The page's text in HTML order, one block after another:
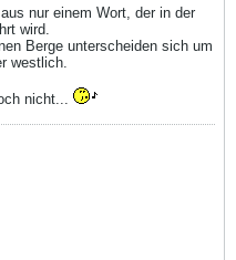
nur einem Wort, der in der
wird.
Berge unterscheiden sich um
westlich.
nicht...